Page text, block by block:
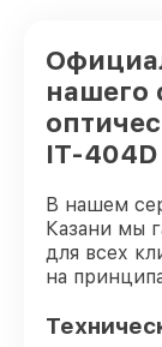
нашего
IT-
В нашем
Казани мы
для всех
на